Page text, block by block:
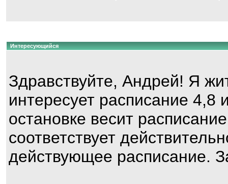
Интересующийся
Здравствуйте, Андрей! Я
интересует расписание 4,8
остановке весит
соответствует
действующее расписание.